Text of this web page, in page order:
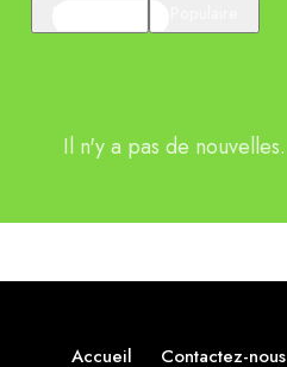
Il n'y a pas de nouvelles.
Accueil Contactez-nous